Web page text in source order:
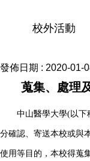
校外活動
發佈日期 : 2020-01-
蒐集、處理
中山醫學大學(以下
分確認、寄送本校或與
使用等目的，本校得蒐